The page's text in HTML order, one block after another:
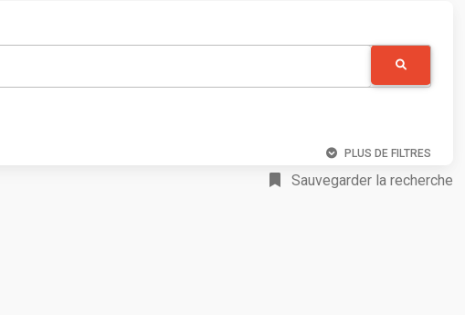
PLUS DE FILTRES
Sauvegarder la recherche